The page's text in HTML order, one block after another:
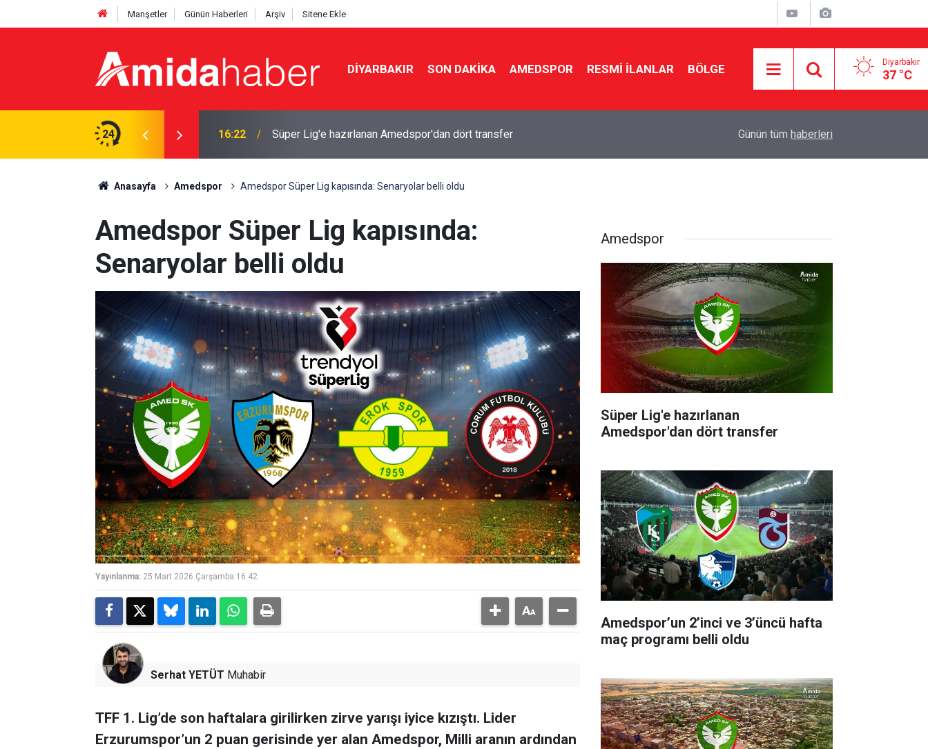
Manşetler Günün Haberleri Arşiv Sitene Ekle
DIYARBAKIR SON DAKIKA AMEDSPOR RESMI İLANLAR BÖLGE Diyarbakır
37 °C
24 15:25 Amedspor’un 2’inci ve 3’üncü hafta maç programı belli oldu Adalet Bakanı: Kayyımlar kalacak, Demirtaş
Günün tüm haberleri
Anasayfa Amedspor Amedspor Süper Lig kapısında: Senaryolar belli oldu
Amedspor Süper Lig kapısında:
Senaryolar belli oldu
Yayınlanma: 25 Mart 2026 Çarşamba 16:42
Serhat YETÜT Muhabir
TFF 1. Lig’de son haftalara girilirken zirve yarışı iyice kızıştı. Lider
Erzurumspor’un 2 puan gerisinde yer alan Amedspor, Milli aranın ardından
Amedspor
Süper Lig'e hazırlanan
Amedspor'dan dört transfer
Amedspor’un 2’inci ve 3’üncü hafta
maç programı belli oldu